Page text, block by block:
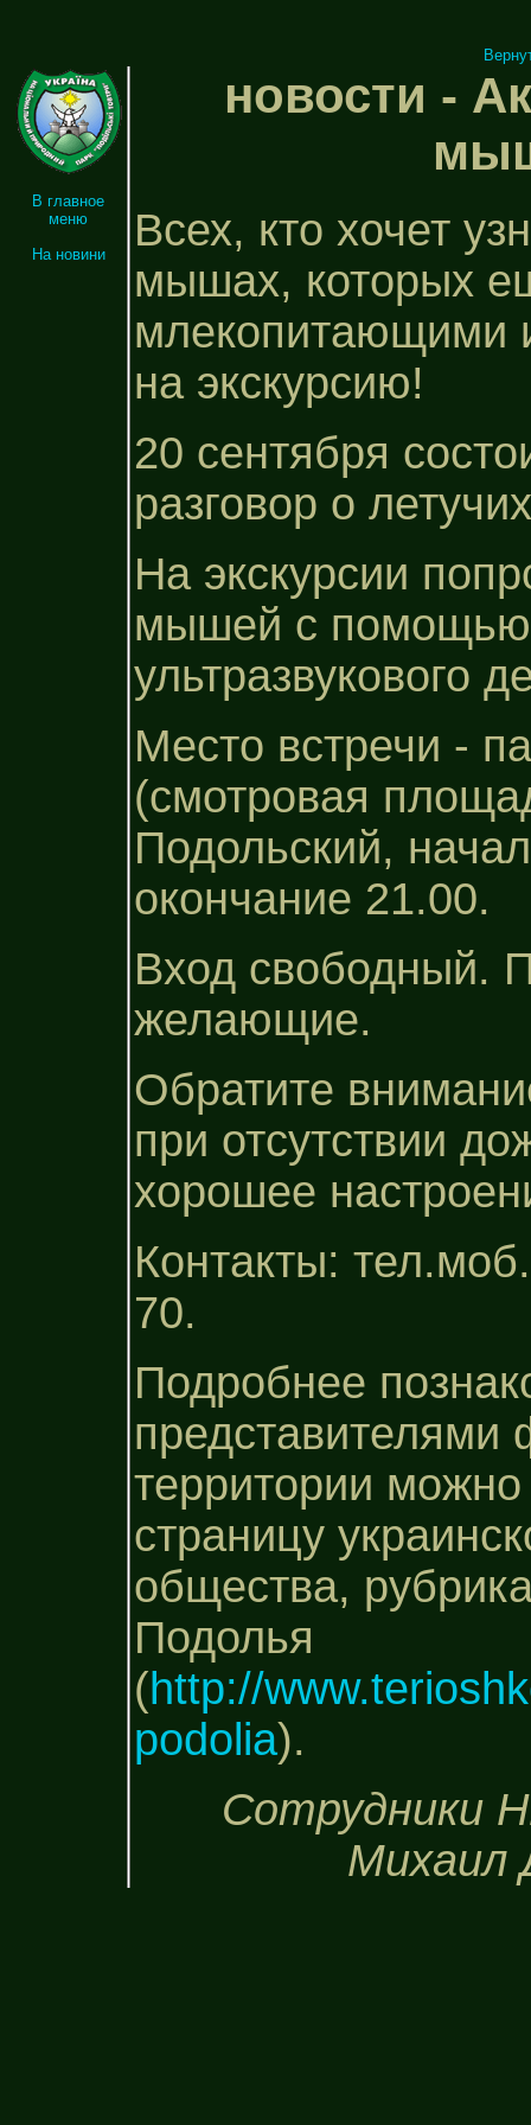
В главное
меню
На новини
новости -
Всех, кто хочет
мышах, которых
млекопитающими
на экскурсию!
20 сентября
разговор о
На экскурсии
мышей с помощью
ультразвукового
Место встречи -
(смотровая
Подольский,
окончание 21.00.
Вход свободный.
желающие.
Обратите
при отсутствии
хорошее
Контакты:
70.
Подробнее
территории
страницу
общества,
Подолья
(http://
podolia).
Сотрудники
Михаил